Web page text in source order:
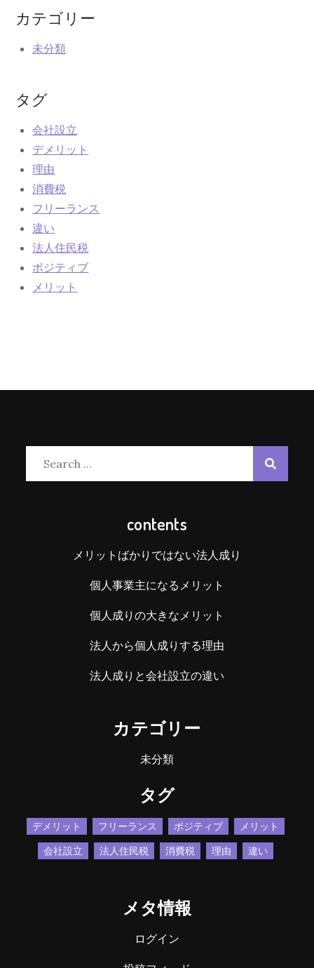
カテゴリー
未分類
タグ
会社設立
デメリット
理由
消費税
フリーランス
違い
法人住民税
ポジティブ
メリット
contents
メリットばかりではない法人成り
個人事業主になるメリット
個人成りの大きなメリット
法人から個人成りする理由
法人成りと会社設立の違い
カテゴリー
未分類
タグ
デメリット フリーランス ポジティブ
メリット
会社設立
法人住民税 消費税 理由 違い
メタ情報
ログイン